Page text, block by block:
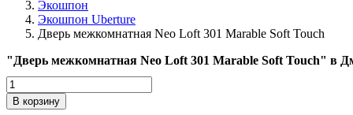
Экошпон
Экошпон Uberture
Дверь межкомнатная Neo Loft 301 Marable Soft Touch
"Дверь межкомнатная Neo Loft 301 Marable Soft Touch" в
Количество
товара
Дверь
В корзину